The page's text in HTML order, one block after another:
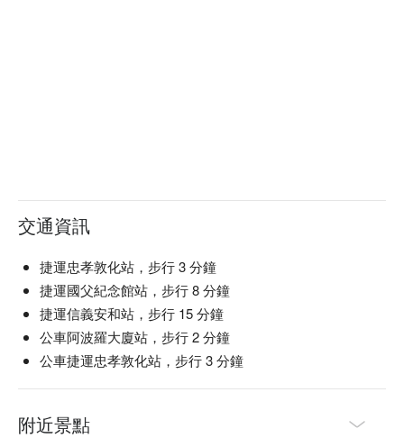
交通資訊
捷運忠孝敦化站，步行 3 分鐘
捷運國父紀念館站，步行 8 分鐘
捷運信義安和站，步行 15 分鐘
公車阿波羅大廈站，步行 2 分鐘
公車捷運忠孝敦化站，步行 3 分鐘
附近景點